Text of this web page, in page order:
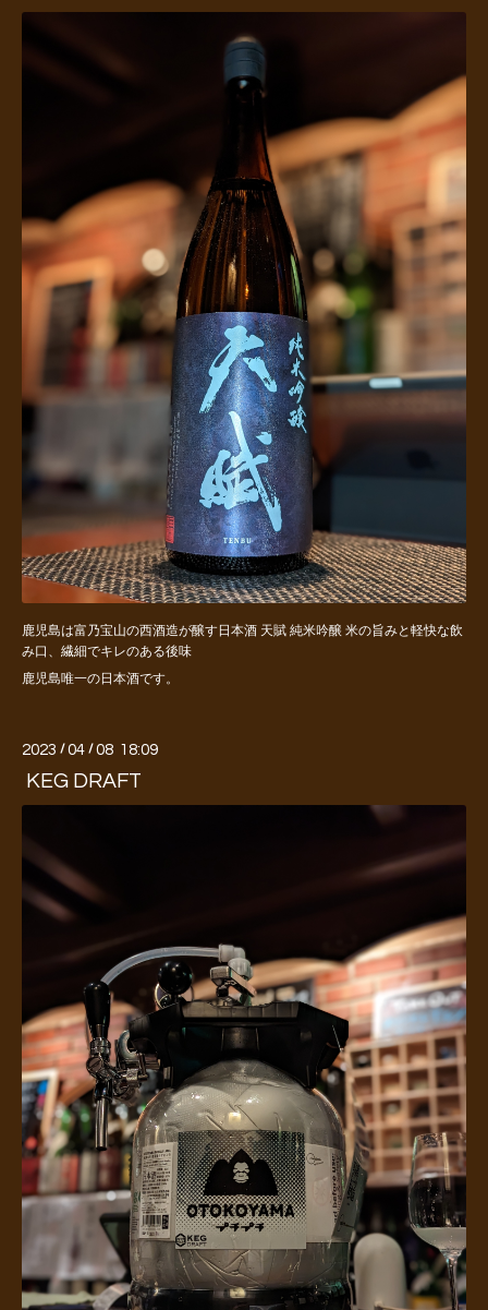
鹿児島は富乃宝山の西酒造が醸す日本酒 天賦 純米吟醸 米の旨みと軽快な飲
み口、繊細でキレのある後味
鹿児島唯一の日本酒です。
2023 /04 /08 18:09
KEG DRAFT